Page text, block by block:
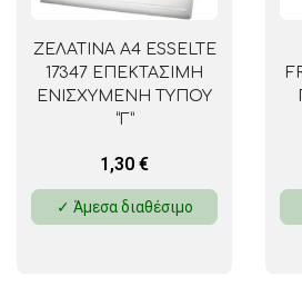
ΖΕΛΑΤΙΝΑ Α4 ESSELTE
17347 ΕΠΕΚΤΑΣΙΜΗ
ΕΝΙΣΧΥΜΕΝΗ ΤΥΠΟΥ
“Γ”
1,30 €
✓ Άμεσα διαθέσιμο